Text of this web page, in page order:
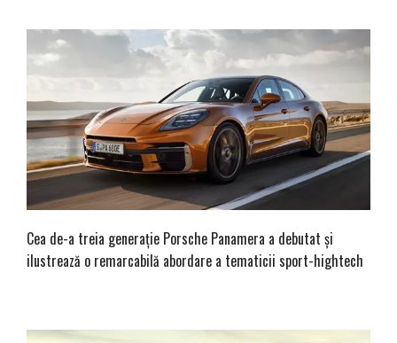
Cea de-a treia generație Porsche Panamera a debutat și
ilustrează o remarcabilă abordare a tematicii sport-hightech